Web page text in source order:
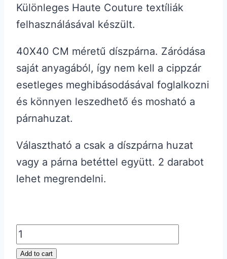
Különleges Haute Couture textíliák
felhasználásával készült.
40X40 CM méretű díszpárna. Záródása
saját anyagából, így nem kell a cippzár
esetleges meghibásodásával foglalkozni
és könnyen leszedhető és mosható a
párnahuzat.
Választható a csak a díszpárna huzat
vagy a párna betéttel együtt. 2 darabot
lehet megrendelni.
2
db
Add to cart